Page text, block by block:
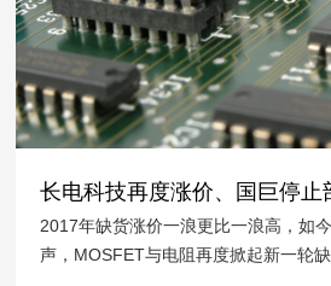
长电科技再度涨价、国巨停止
年迎新一轮缺货涨价潮
2017年缺货涨价一浪更比一浪高，如
声，MOSFET与电阻再度掀起新一轮